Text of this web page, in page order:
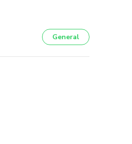
General